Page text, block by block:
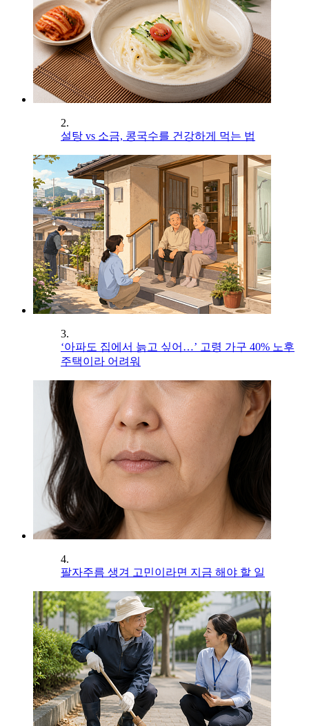
2.
설탕 vs 소금, 콩국수를 건강하게 먹는 법
3.
‘아파도 집에서 늙고 싶어…’ 고령 가구 40% 노후
주택이라 어려워
4.
팔자주름 생겨 고민이라면 지금 해야 할 일